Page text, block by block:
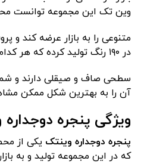
وین تک این مجموعه توانست
متنوعی را به بازار عرضه کند و
در ۱۹۰ رنگ تولید کرده که هر کدام از آنها
سطحی صاف و صیقلی دارند و
آن را به بهترین شکل ممکن
ویژگی پنجره
پنجره دوجداره وینتک یکی از
که در این مجموعه تولید و به بازار